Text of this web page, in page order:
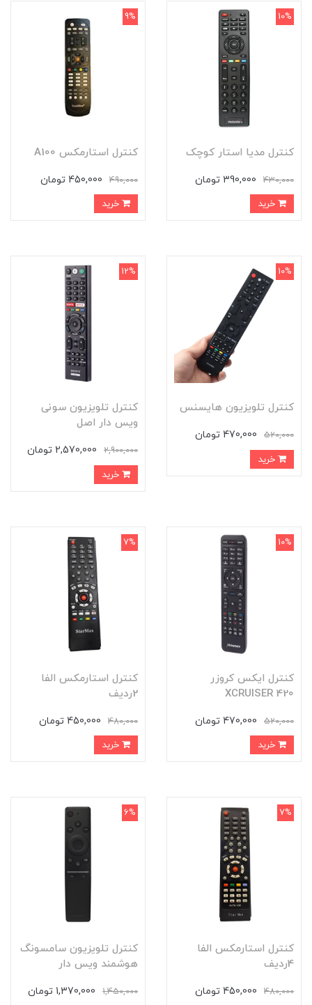
کنترل مدیا استار کوچک
430,000 390,000 تومان
10%
کنترل استارمکس A100
490,000 450,000 تومان
9%
کنترل تلویزیون هایسنس
520,000 470,000 تومان
10%
کنترل تلویزیون سونی
ویس دار اصل
2,900,000 2,570,000 تومان
12%
کنترل ایکس کروزر
XCRUISER 420
520,000 470,000 تومان
10%
کنترل استارمکس الفا
2ردیف
480,000 450,000 تومان
7%
کنترل استارمکس الفا
4ردیف
480,000 450,000 تومان
7%
کنترل تلویزیون سامسونگ
هوشمند ویس دار
1,450,000 1,370,000 تومان
6%